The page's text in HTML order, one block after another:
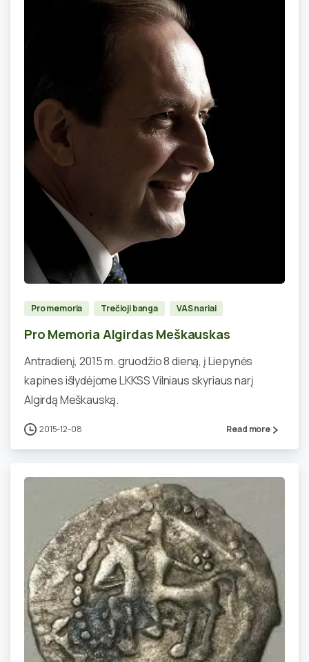
Pro memoria Trečioji banga VAS nariai
Pro Memoria Algirdas Meškauskas
Antradienį, 2015 m. gruodžio 8 dieną, į Liepynės
kapines išlydėjome LKKSS Vilniaus skyriaus narį
Algirdą Meškauską.
2015-12-08 Read more